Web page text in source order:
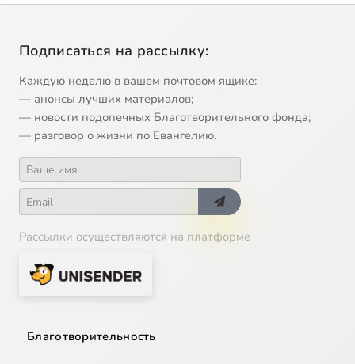
Подписаться на рассылку:
Каждую неделю в вашем почтовом ящике:
— анонсы лучших материалов;
— новости подопечных Благотворительного фонда;
— разговор о жизни по Евангелию.
Рассылки осуществляются на платформе
Благотворительность